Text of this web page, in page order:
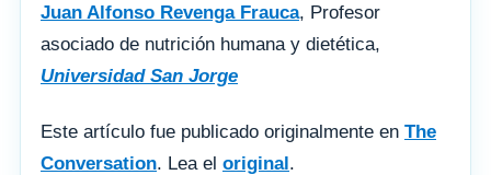
Juan Alfonso Revenga Frauca, Profesor
asociado de nutrición humana y dietética,
Universidad San Jorge
Este artículo fue publicado originalmente en The
Conversation. Lea el original.